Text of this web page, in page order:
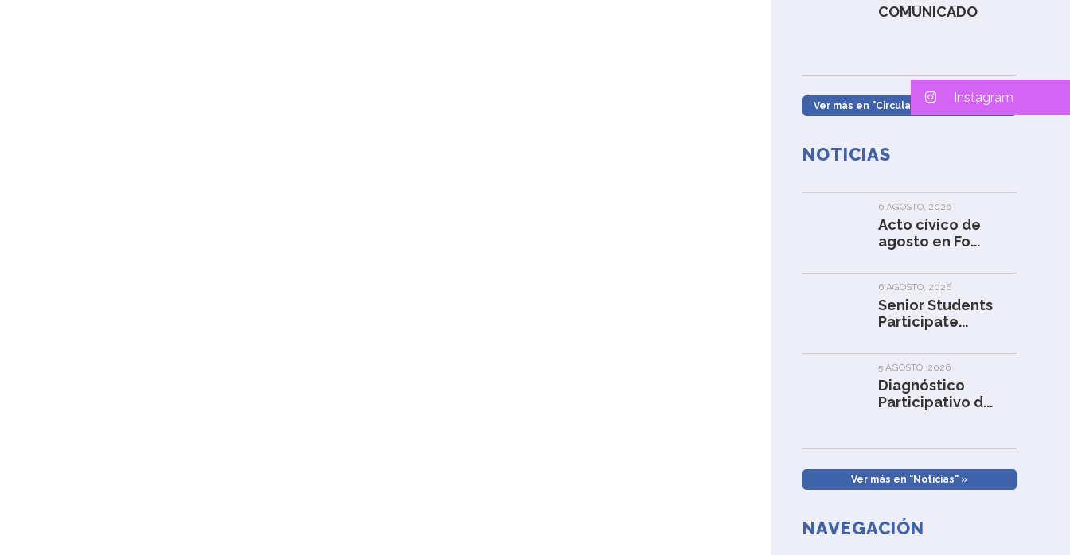
COMUNICADO
Ver más en "Circulares Apoderados" »
NOTICIAS
6 AGOSTO, 2026
Acto cívico de
agosto en Fo...
6 AGOSTO, 2026
Senior Students
Participate...
5 AGOSTO, 2026
Diagnóstico
Participativo d...
Ver más en "Noticias" »
NAVEGACIÓN
Instagram